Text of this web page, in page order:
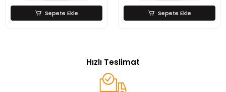
Sepete Ekle Sepete Ekle
Hızlı Teslimat